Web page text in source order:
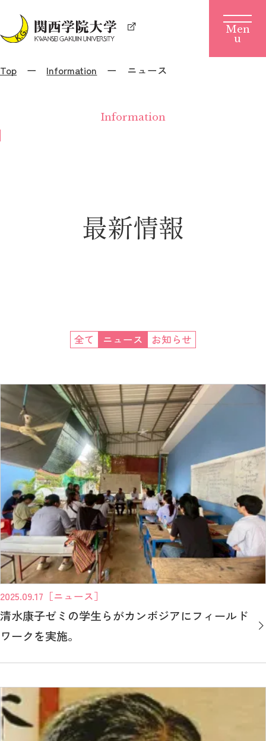
Top Information ニュース
Information
最新情報
全て ニュース お知らせ
2025.09.17 ［ニュース］
清水康子ゼミの学生らがカンボジアにフィールド
ワークを実施。